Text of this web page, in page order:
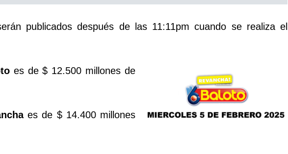
publicados después de las 11:11pm cuando se realiza el
es de $ 12.500 millones de
es de $ 14.400 millones